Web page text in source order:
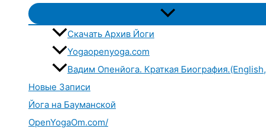
Переключатель
меню
Скачать Архив Йоги
Yogaopenyoga.com
Вадим Опенйога. Краткая
Новые Записи
Йога на Бауманской
OpenYogaOm.com/